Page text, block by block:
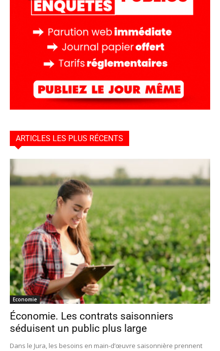
ARTICLES LES PLUS RÉCENTS
Economie
Économie. Les contrats saisonniers
séduisent un public plus large
Dans le Jura, les besoins en main-d’œuvre saisonnière prennent